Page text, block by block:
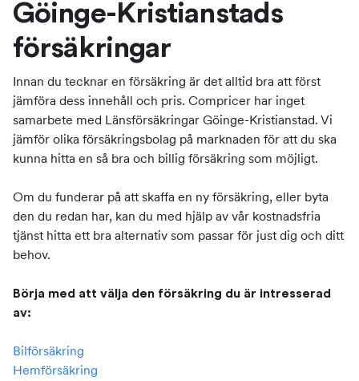
Göinge-Kristianstads
försäkringar
Innan du tecknar en försäkring är det alltid bra att först
jämföra dess innehåll och pris. Compricer har inget
samarbete med Länsförsäkringar Göinge-Kristianstad. Vi
jämför olika försäkringsbolag på marknaden för att du ska
kunna hitta en så bra och billig försäkring som möjligt.
Om du funderar på att skaffa en ny försäkring, eller byta
den du redan har, kan du med hjälp av vår kostnadsfria
tjänst hitta ett bra alternativ som passar för just dig och ditt
behov.
Börja med att välja den försäkring du är intresserad
av:
Bilförsäkring
Hemförsäkring